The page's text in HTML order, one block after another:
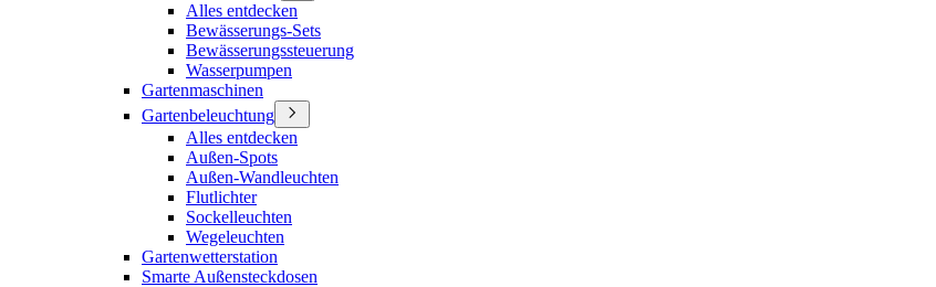
Alles entdecken
Bewässerungs-Sets
Bewässerungssteuerung
Wasserpumpen
Gartenmaschinen
Gartenbeleuchtung
Alles entdecken
Außen-Spots
Außen-Wandleuchten
Flutlichter
Sockelleuchten
Wegeleuchten
Gartenwetterstation
Smarte Außensteckdosen